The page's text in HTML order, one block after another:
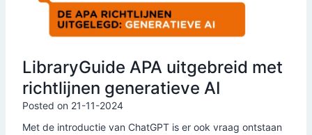
LibraryGuide APA uitgebreid met
richtlijnen generatieve AI
Posted on 21-11-2024
Met de introductie van ChatGPT is er ook vraag ontstaan